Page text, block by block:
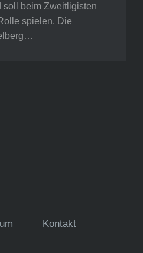
soll beim Zweitligisten
spielen. Die
Kontakt